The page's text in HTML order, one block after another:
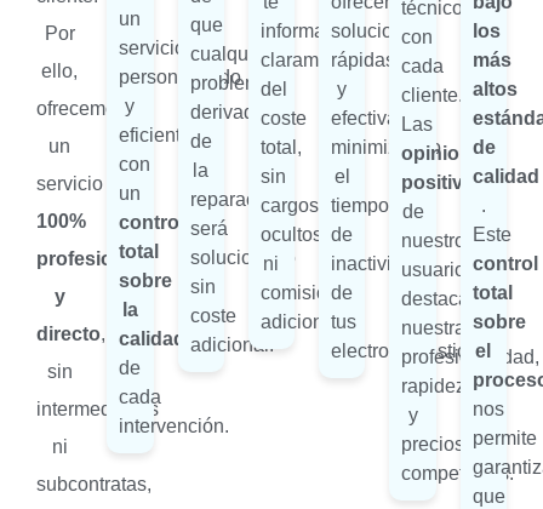
Por
ello,
ofrecemos
un
servicio
100%
profesional
y
directo,
sin
intermediarios
ni
subcontratas,
un
servicio
personalizado
y
eficiente,
con
un
control
total
sobre
la
calidad
de
cada
intervención.
que
cualquier
problema
derivado
de
la
reparación
será
solucionado
sin
coste
adicional.
informamos
claramente
del
coste
total,
sin
cargos
ocultos
ni
comisiones
adicionales.
soluciones
rápidas
y
efectivas,
minimizando
el
tiempo
de
inactividad
de
tus
electrodomésticos.
técnicos
con
cada
cliente.
Las
opiniones
positivas
de
nuestros
usuarios
destacan
nuestra
profesionalidad,
rapidez
y
precios
competitivos.
los
más
altos
de
calidad
.
Este
control
total
sobre
el
nos
permite
que